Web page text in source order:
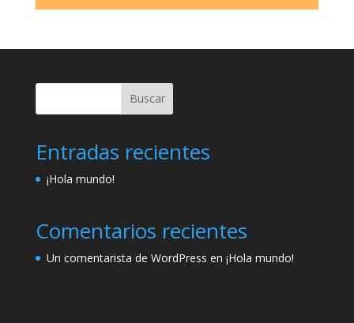
Buscar
Entradas recientes
¡Hola mundo!
Comentarios recientes
Un comentarista de WordPress en ¡Hola mundo!